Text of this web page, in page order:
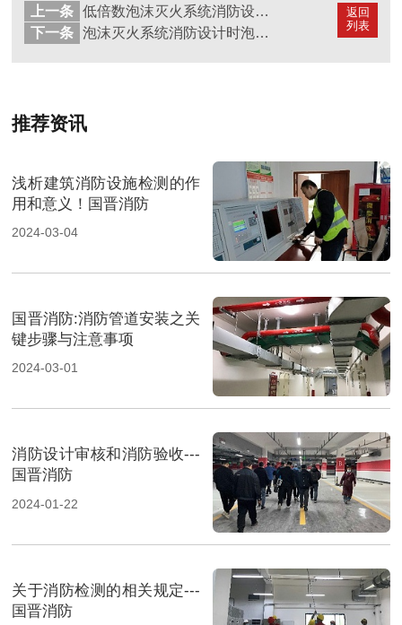
返回
列表
上一条
低倍数泡沫灭火系统消防设计时需注意的一般规定-四川国晋消防分享
下一条
泡沫灭火系统消防设计时泡沫比例混合器(装置)的选择要求-国晋消防
推荐资讯
浅析建筑消防设施检测的作
用和意义！国晋消防
2024-03-04
国晋消防:消防管道安装之关
键步骤与注意事项
2024-03-01
消防设计审核和消防验收---
国晋消防
2024-01-22
关于消防检测的相关规定---
国晋消防